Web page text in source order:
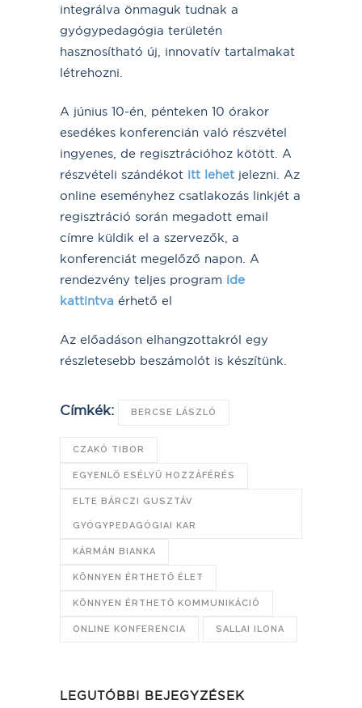
integrálva önmaguk tudnak a
gyógypedagógia területén
hasznosítható új, innovatív tartalmakat
létrehozni.
A június 10-én, pénteken 10 órakor
esedékes konferencián való részvétel
ingyenes, de regisztrációhoz kötött. A
részvételi szándékot itt lehet jelezni. Az
online eseményhez csatlakozás linkjét a
regisztráció során megadott email
címre küldik el a szervezők, a
konferenciát megelőző napon. A
rendezvény teljes program ide
kattintva érhető el
Az előadáson elhangzottakról egy
részletesebb beszámolót is készítünk.
Címkék: BERCSE LÁSZLÓ
CZAKÓ TIBOR
EGYENLŐ ESÉLYŰ HOZZÁFÉRÉS
ELTE BÁRCZI GUSZTÁV
GYÓGYPEDAGÓGIAI KAR
KÁRMÁN BIANKA
KÖNNYEN ÉRTHETŐ ÉLET
KÖNNYEN ÉRTHETŐ KOMMUNIKÁCIÓ
ONLINE KONFERENCIA SALLAI ILONA
LEGUTÓBBI BEJEGYZÉSEK